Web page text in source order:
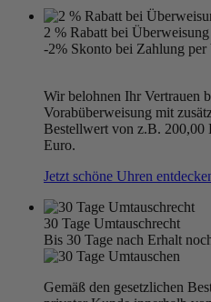
2 % Rabatt bei
-2% Skonto bei Zahlung
Wir belohnen Ihr Vertrauen
Vorabüberweisung mit
Bestellwert von z.B. 200,00
Euro.
Jetzt schöne Uhren
30 Tage Umtauschrecht
Bis 30 Tage nach Erhalt
Gemäß den gesetzlichen